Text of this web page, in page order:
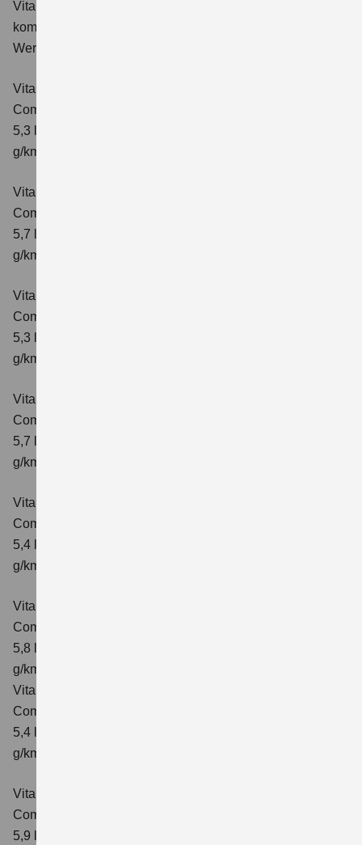
Vitara 1.4 BOOSTERJET HYBRID Club
kombinierter Energieverbrauch 5,3 l/100km; kombinierter
Wert der CO₂-Emission: 119 g/km; CO₂-Klasse: D
Vitara 1.4 BOOSTERJET HYBRID
Comfort
5,3 l/100km; kombinierter Wert der CO₂-Emission: 119
g/km; CO₂-Klasse: D
Vitara 1.4 BOOSTERJET HYBRID AT
Comfort
5,7 l/100 km; kombinierter Wert der CO₂-Emission: 129
g/km; CO₂-Klasse: D
Vitara 1.4 BOOSTERJET HYBRID
Comfort+
5,3 l/100km; kombinierter Wert der CO₂-Emission: 120
g/km; CO₂-Klasse: D
Vitara 1.4 BOOSTERJET HYBRID AT
Comfort+
5,7 l/100km; kombinierter Wert der CO₂-Emission: 130
g/km; CO₂-Klasse: D
Vitara 1.4 BOOSTERJET HYBRID ALLGRIP
Comfort
5,4 l/100km; kombinierter Wert der CO₂-Emission: 129
g/km; CO₂-Klasse: D
Vitara 1.4 BOOSTERJET HYBRID ALLGRIP AT
Comfort
5,8 l/100 km; kombinierter Wert der CO₂-Emission: 137
g/km; CO₂-Klasse: E
Vitara 1.4 BOOSTERJET HYBRID ALLGRIP
Comfort+ Verbrauchswerte: kombinierter Energieverbrauch
5,4 l/100km; kombinierter Wert der CO₂-Emission: 129
g/km; CO₂-Klasse: D
Vitara 1.4 BOOSTERJET HYBRID ALLGRIP AT
Comfort+
5,9 l/100 km; kombinierter Wert der CO₂-Emission: 138